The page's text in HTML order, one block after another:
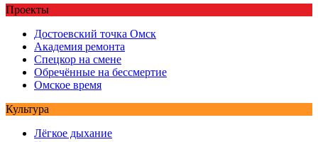
Проекты
Достоевский точка Омск
Академия ремонта
Спецкор на смене
Обречённые на бессмертие
Омское время
Культура
Лёгкое дыхание